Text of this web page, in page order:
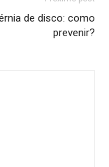
de disco: como
prevenir?